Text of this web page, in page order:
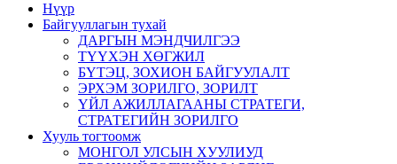
Нүүр
Байгууллагын тухай
ДАРГЫН МЭНДЧИЛГЭЭ
ТҮҮХЭН ХӨГЖИЛ
БҮТЭЦ, ЗОХИОН БАЙГУУЛАЛТ
ЭРХЭМ ЗОРИЛГО, ЗОРИЛТ
ҮЙЛ АЖИЛЛАГААНЫ СТРАТЕГИ,
СТРАТЕГИЙН ЗОРИЛГО
Хууль тогтоомж
МОНГОЛ УЛСЫН ХУУЛИУД